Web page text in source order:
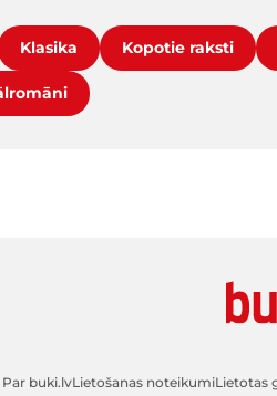
Klasika Kopotie raksti
Par buki.lvLietošanas noteikumiLietotas